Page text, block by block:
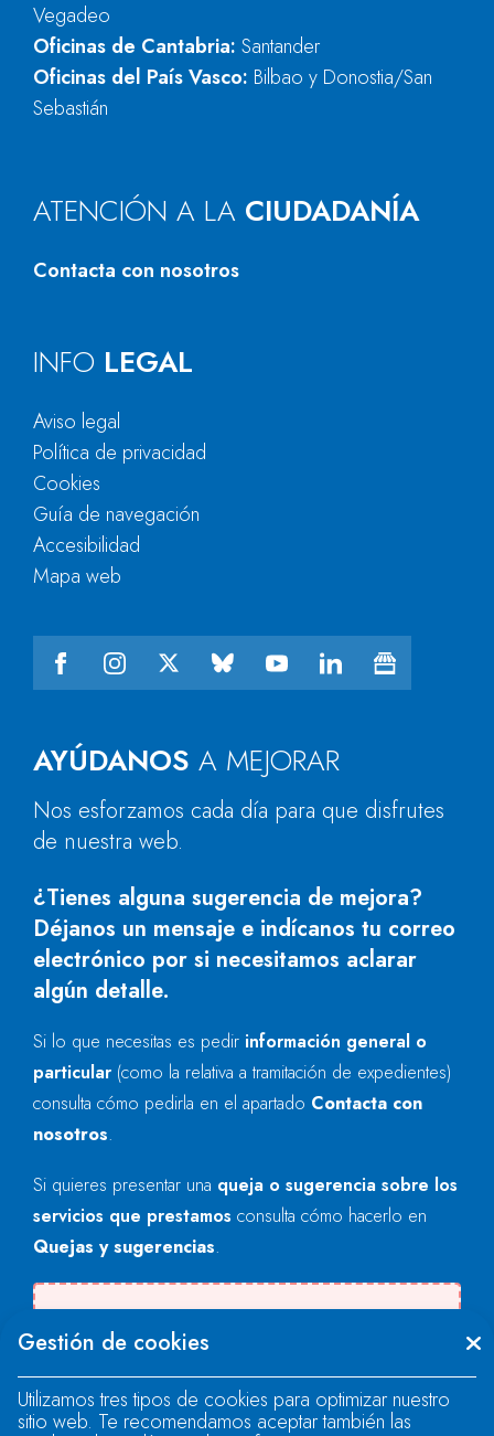
Vegadeo
Oficinas de Cantabria: Santander
Oficinas del País Vasco: Bilbao y Donostia/San
Sebastián
ATENCIÓN A LA CIUDADANÍA
Contacta con nosotros
AYÚDANOS A MEJORAR
Nos esforzamos cada día para que disfrutes
de nuestra web.
¿Tienes alguna sugerencia de mejora?
Déjanos un mensaje e indícanos tu correo
electrónico por si necesitamos aclarar
algún detalle.
Si lo que necesitas es pedir información general o
particular (como la relativa a tramitación de expedientes)
consulta cómo pedirla en el apartado Contacta con
nosotros.
Si quieres presentar una queja o sugerencia sobre los
servicios que prestamos consulta cómo hacerlo en
Quejas y sugerencias.
"text".
INFO LEGAL
Aviso legal
Política de privacidad
Cookies
Guía de navegación
Accesibilidad
Mapa web
Gestión de cookies
Utilizamos tres tipos de cookies para optimizar nuestro
sitio web. Te recomendamos aceptar también las